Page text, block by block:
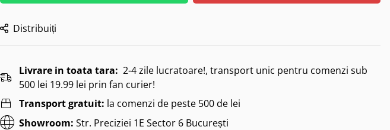
Distribuiți
Livrare in toata tara: 2-4 zile lucratoare!, transport unic pentru comenzi sub
500 lei 19.99 lei prin fan curier!
Transport gratuit: la comenzi de peste 500 de lei
Showroom: Str. Preciziei 1E Sector 6 București